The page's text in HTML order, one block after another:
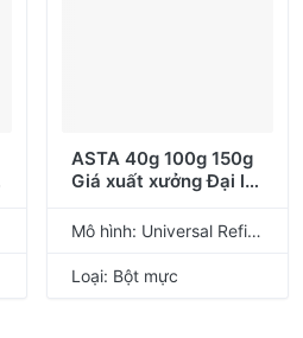
ASTA 40g 100g 150g
Giá xuất xưởng Đại lý
Tuyển dụng Bột mực
lớn màu đen cho
Lexmark E120 E120n
Mô hình: Universal Refill Toner Powder
Loại: Bột mực